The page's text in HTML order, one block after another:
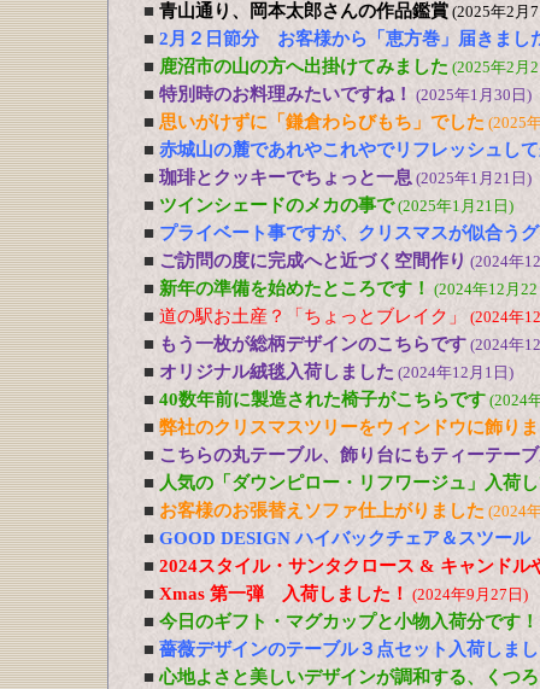
■ 青山通り、岡本太郎さんの作品鑑賞 (2025年2月
■ 2月２日節分 お客様から「恵方巻」届きまし
■ 鹿沼市の山の方へ出掛けてみました (2025年2月
■ 特別時のお料理みたいですね！ (2025年1月30日)
■ 思いがけずに「鎌倉わらびもち」でした (2025
■ 赤城山の麓であれやこれやでリフレッシュし
■ 珈琲とクッキーでちょっと一息 (2025年1月21日)
■ ツインシェードのメカの事で(2025年1月21日)
■ プライベート事ですが、クリスマスが似合う
■ ご訪問の度に完成へと近づく空間作り (2024年
■ 新年の準備を始めたところです！ (2024年12月
■ 道の駅お土産？「ちょっとブレイク」 (2024年
■ もう一枚が総柄デザインのこちらです (2024年
■ オリジナル絨毯入荷しました (2024年12月1日)
■ 40数年前に製造された椅子がこちらです (2024
■ 弊社のクリスマスツリーをウィンドウに飾り
■ こちらの丸テーブル、飾り台にもティーテー
■ 人気の「ダウンピロー・リフワージュ」入荷
■ お客様のお張替えソファ仕上がりました (2024
■ GOOD DESIGN ハイバックチェア＆スツー
■ 2024スタイル・サンタクロース & キャンドル
■ Xmas 第一弾 入荷しました！ (2024年9月27日)
■ 今日のギフト・マグカップと小物入荷分です！
■ 薔薇デザインのテーブル３点セット入荷しま
■ 心地よさと美しいデザインが調和する、くつ